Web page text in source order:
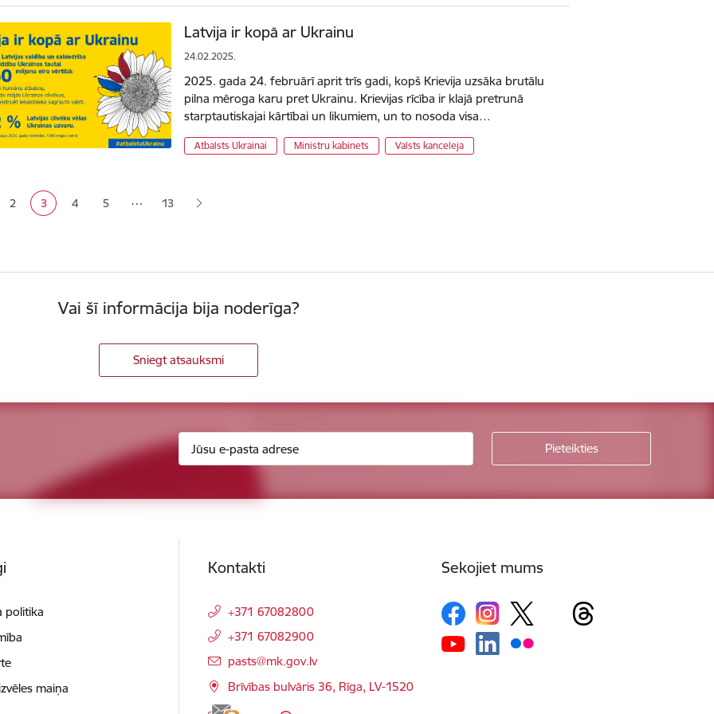
Latvija ir kopā ar Ukrainu
24.02.2025.
2025. gada 24. februārī aprit trīs gadi, kopš Krievija uzsāka brutālu
pilna mēroga karu pret Ukrainu. Krievijas rīcība ir klajā pretrunā
starptautiskajai kārtībai un likumiem, un to nosoda visa…
Atbalsts Ukrainai Ministru kabinets Valsts kanceleja
Lapa
2 Pašreizējā lapa
3 Lapa
4 Lapa
5 … 13
Vai šī informācija bija noderīga?
Sniegt atsauksmi
politika
maiņa
Kontakti
+371 67082800
+371 67082900
E-pasts:
pasts@mk.gov.lv
Brīvības bulvāris 36, Rīga, LV-1520
Sekojiet mums